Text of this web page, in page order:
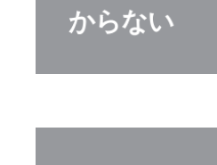
からない